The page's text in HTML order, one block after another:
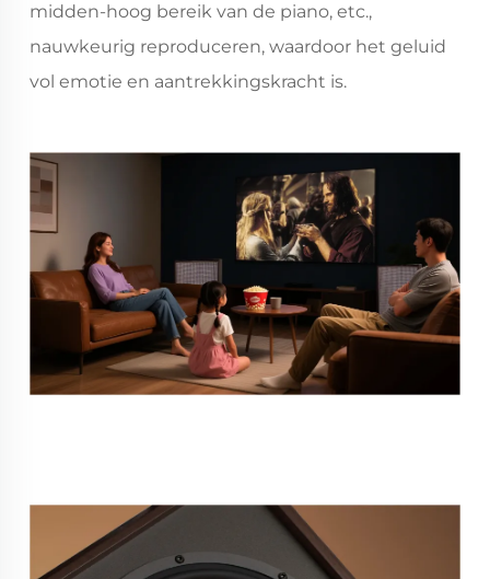
midden-hoog bereik van de piano, etc.,
nauwkeurig reproduceren, waardoor het geluid
vol emotie en aantrekkingskracht is.